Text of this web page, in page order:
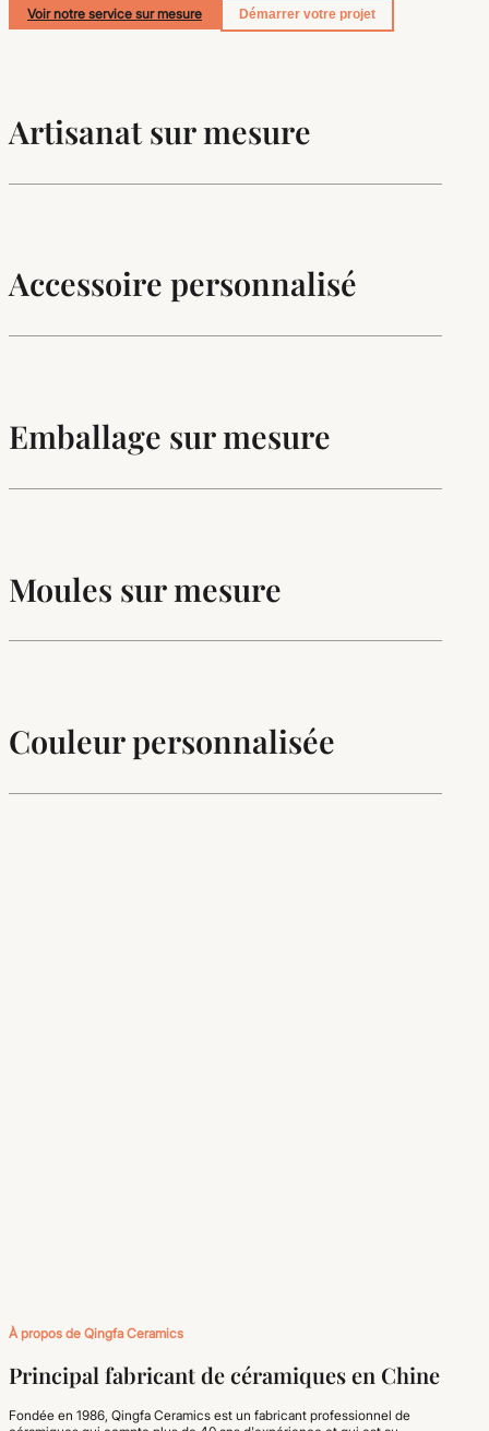
Voir notre service sur mesure
Démarrer votre projet
Artisanat sur mesure
Accessoire personnalisé
Emballage sur mesure
Moules sur mesure
Couleur personnalisée
À propos de Qingfa Ceramics
Principal fabricant de céramiques en Chine
Fondée en 1986, Qingfa Ceramics est un fabricant professionnel de